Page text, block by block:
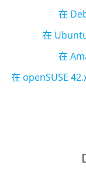
在
在
在
在 openSUSE